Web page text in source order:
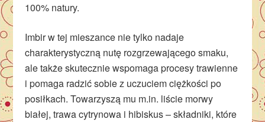
100% natury.
Imbir w tej mieszance nie tylko nadaje
charakterystyczną nutę rozgrzewającego smaku,
ale także skutecznie wspomaga procesy trawienne
i pomaga radzić sobie z uczuciem ciężkości po
posiłkach. Towarzyszą mu m.in. liście morwy
białej, trawa cytrynowa i hibiskus – składniki, które